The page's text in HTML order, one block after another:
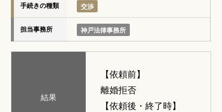
手続きの種類 交渉
担当事務所 神戸法律事務所
結果
【依頼前】
離婚拒否
【依頼後・終了時】